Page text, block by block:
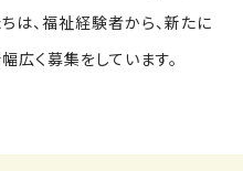
は、福祉経験者から、新たに
く募集をしています。